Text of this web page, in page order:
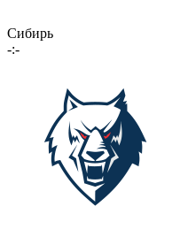
Сибирь
-:-